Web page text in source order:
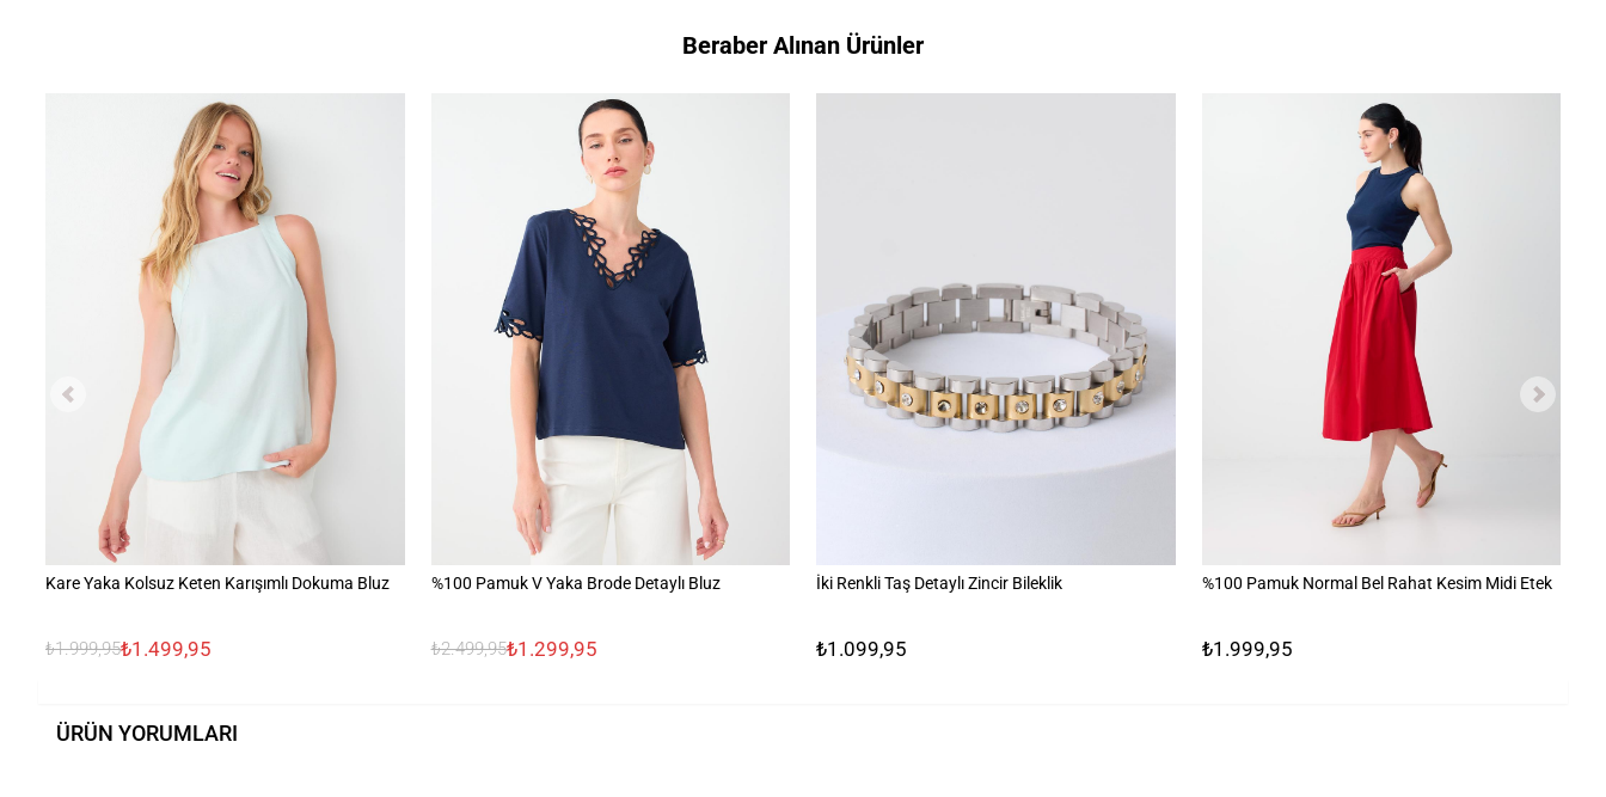
Beraber Alınan Ürünler
Kare Yaka Kolsuz Keten Karışımlı Dokuma Bluz
₺1.999,95₺1.499,95
%100 Pamuk V Yaka Brode Detaylı Bluz
₺2.499,95₺1.299,95
İki Renkli Taş Detaylı Zincir Bileklik
₺1.099,95
%100 Pamuk Normal Bel Rahat Kesim Midi Etek
₺1.999,95
ÜRÜN YORUMLARI